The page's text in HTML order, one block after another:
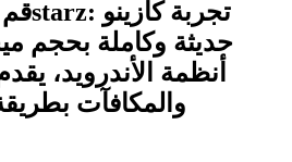
حديثة وكاملة بحجم
أنظمة الأندرويد،
والمكافآت